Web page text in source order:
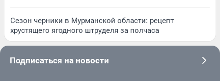
Сезон черники в Мурманской области: рецепт
хрустящего ягодного штруделя за полчаса
Подписаться на новости